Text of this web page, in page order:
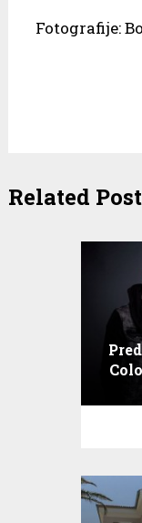
Fotografije:
Related